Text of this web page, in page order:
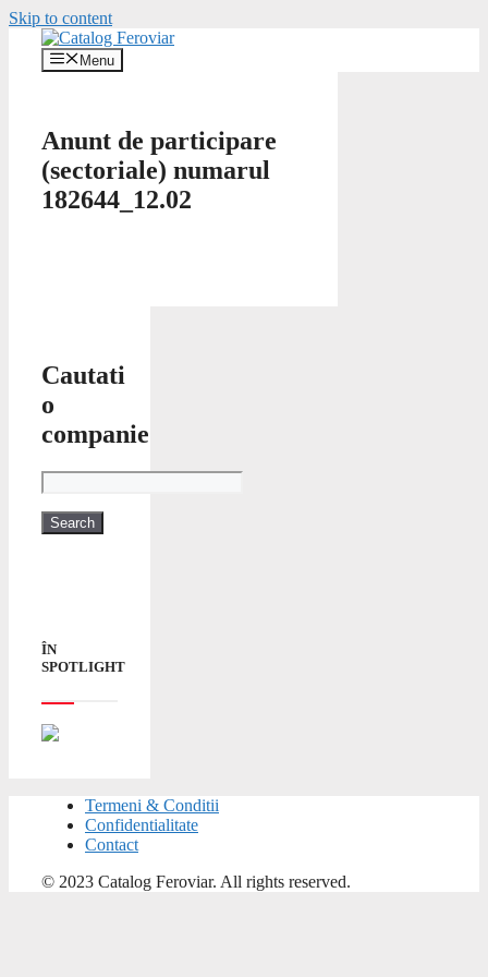
Skip to content
Menu
Anunt de participare
(sectoriale) numarul
182644_12.02
Cautati
o
companie
ÎN
SPOTLIGHT
Termeni & Conditii
Confidentialitate
Contact
© 2023 Catalog Feroviar. All rights reserved.